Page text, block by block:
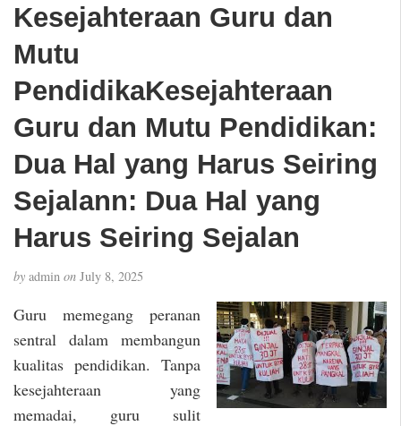
Kesejahteraan Guru dan
Mutu
PendidikaKesejahteraan
Guru dan Mutu Pendidikan:
Dua Hal yang Harus Seiring
Sejalann: Dua Hal yang
Harus Seiring Sejalan
by admin on July 8, 2025
Guru memegang peranan
sentral dalam membangun
kualitas pendidikan. Tanpa
kesejahteraan yang
memadai, guru sulit